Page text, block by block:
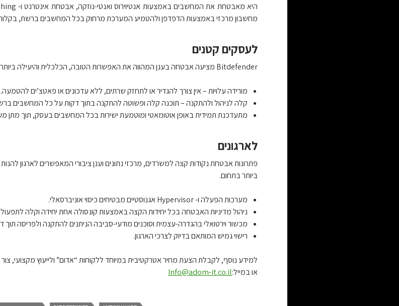
מחשבון מרכזי באמצעות הדפדפן ולהטמיע המערכת מרחוק בכל המחשבים ברשת, בקלות
לעסקים קטנים
Bitdefender מציעה אבטחה בענן המהווה את האפשרות הטובה, הכלכלית והיעילה ביותר, המאפשרת חיסכון במשאבי IT ותשתית.
מורידה עלויות – אין צורך להגדיר או לתחזק שרתים, ללא עדכונים או פאטצ’ים
קלה לניהול ולהתקנה – תוכנה קלה ופשוטה להתקנה בתוך דקות על כל המחשבים
מתעדכנת תמידית באופן אוטומאטי ומוטמעת ישירות בכל המחשבים בעסק, תוך מתן
לארגונים
פתרונות אבטחת נקודות קצה למשרדים, מרכזי נתונים וענן ציבורי המאפשרים לארגון
ביותר בתחום.
מערכות הפעלה ו- Hypervisor אגנוסטיים מבטיחים כיסוי אוניברסאלי.
ניהול מדיניות האבטחה בכל יחידות הקצה באמצעות קונסולה אחת יחידה וקלה לתפעול.
מכשור וירטואלי בהגדרה-עצמית וסוכנים מודעי-סביבה הניתנים להתקנה ולפריסה תוך
רישוי גמיש המותאם בדיוק לצרכי הארגון.
למידע נוסף, לקבלת הצעת מחיר אטרקטיבית במיוחד ללקוחות “אדום” ולייעוץ מקצועי, צור איתנו קשר
או במייל:Info@adom-it.co.il